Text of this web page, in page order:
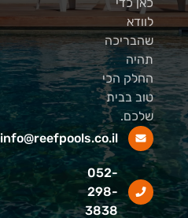
לוודא
שהבריכה
תהיה
החלק הכי
טוב בבית
שלכם.
info@reefpools.co.il
052-
298-
3838